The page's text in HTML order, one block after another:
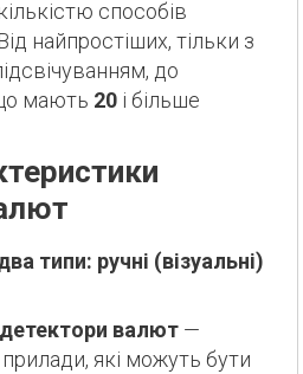
способів
найпростіших, тільки з
до
мають 20 і більше
детектори валют —
прилади, які можуть бути